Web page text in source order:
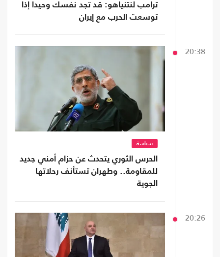
ترامب لنتنياهو: قد تجد نفسك وحيدا إذا
توسعت الحرب مع إيران
20:38
سياسة
الحرس الثوري يتحدث عن حزام أمني جديد
للمقاومة.. وطهران تستأنف رحلاتها
الجوية
20:26